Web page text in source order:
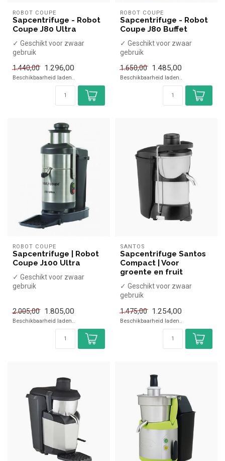
ROBOT COUPE
Sapcentrifuge - Robot
Coupe J80 Ultra
✓ Geschikt voor zwaar
gebruik
✓ 700 Watt
✓ 230 Volt
1.440,00 1.296,00
Beschikbaarheid laden..
ROBOT COUPE
Sapcentrifuge - Robot
Coupe J80 Buffet
✓ Geschikt voor zwaar
gebruik
✓ 700 Watt
✓ 230 Volt
1.650,00 1.485,00
Beschikbaarheid laden..
ROBOT COUPE
Sapcentrifuge | Robot
Coupe J100 Ultra
✓ Geschikt voor zwaar
gebruik
✓ 230 Volt
2.005,00 1.805,00
Beschikbaarheid laden..
SANTOS
Sapcentrifuge Santos
Compact | Voor
groente en fruit
✓ Geschikt voor zwaar
gebruik
✓ 800 Watt
✓ 230 Volt
1.475,00 1.254,00
Beschikbaarheid laden..